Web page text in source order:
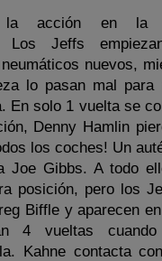
la acción en la
Los Jeffs
nuevos,
lo pasan mal para
En solo 1 vuelta se
Denny Hamlin
los coches! Un
Joe Gibbs. A todo
posición, pero los
Biffle y aparecen
4 vueltas
Kahne contacta